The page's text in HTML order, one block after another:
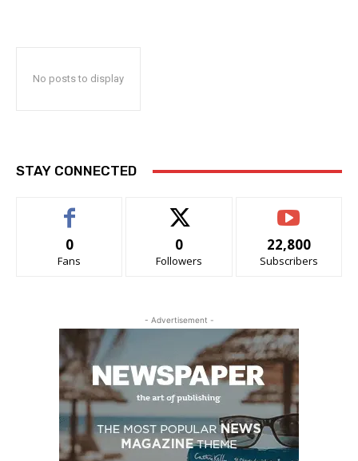
No posts to display
STAY CONNECTED
0
Fans
0
Followers
22,800
Subscribers
- Advertisement -